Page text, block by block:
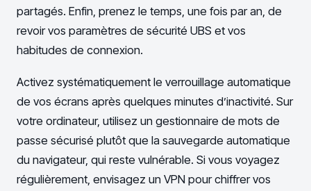
partagés. Enfin, prenez le temps, une fois par an, de
revoir vos paramètres de sécurité UBS et vos
habitudes de connexion.
Activez systématiquement le verrouillage automatique
de vos écrans après quelques minutes d’inactivité. Sur
votre ordinateur, utilisez un gestionnaire de mots de
passe sécurisé plutôt que la sauvegarde automatique
du navigateur, qui reste vulnérable. Si vous voyagez
régulièrement, envisagez un VPN pour chiffrer vos